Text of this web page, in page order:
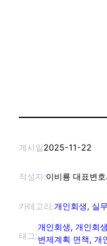
게시일2025-11-22
작성자:이비룡 대표변
카테고리:개인회생, 실
태그:
개인회생, 개인회
변제계획 면책, 개